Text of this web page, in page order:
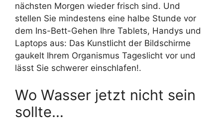
nächsten Morgen wieder frisch sind. Und
stellen Sie mindestens eine halbe Stunde vor
dem Ins-Bett-Gehen Ihre Tablets, Handys und
Laptops aus: Das Kunstlicht der Bildschirme
gaukelt Ihrem Organismus Tageslicht vor und
lässt Sie schwerer einschlafen!.
Wo Wasser jetzt nicht sein
sollte…